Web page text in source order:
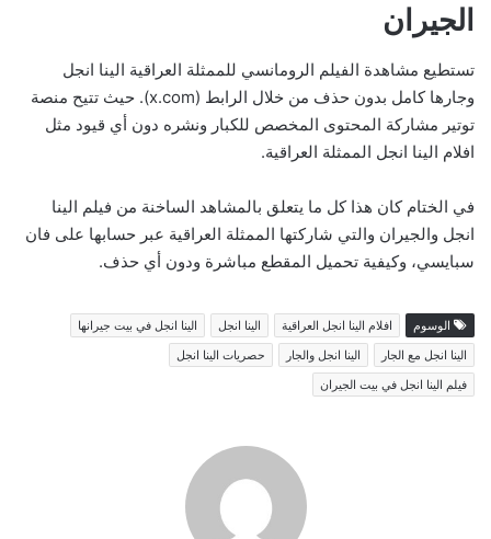
الجيران
تستطيع مشاهدة الفيلم الرومانسي للممثلة العراقية الينا انجل
وجارها كامل بدون حذف من خلال الرابط (x.com). حيث تتيح منصة
توتير مشاركة المحتوى المخصص للكبار ونشره دون أي قيود مثل
افلام الينا انجل الممثلة العراقية.
في الختام كان هذا كل ما يتعلق بالمشاهد الساخنة من فيلم الينا
انجل والجيران والتي شاركتها الممثلة العراقية عبر حسابها على فان
سبايسي، وكيفية تحميل المقطع مباشرة ودون أي حذف.
الوسوم افلام الينا انجل العراقية الينا انجل
الينا انجل في بيت جيرانها
الينا انجل مع الجار
الينا انجل والجار
حصريات الينا انجل
فيلم الينا انجل في بيت الجيران